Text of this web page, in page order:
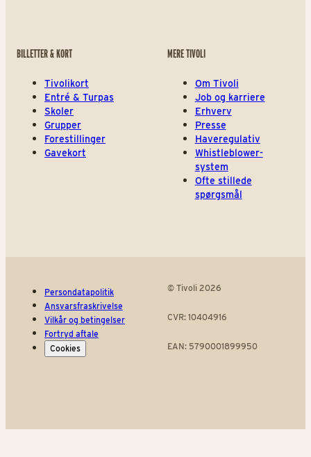
BILLETTER & KORT
Tivolikort
Entré & Turpas
Skoler
Grupper
Forestillinger
Gavekort
MERE TIVOLI
Om Tivoli
Job og karriere
Erhverv
Presse
Haveregulativ
Whistleblower-
system
Ofte stillede
spørgsmål
Persondatapolitik
Ansvarsfraskrivelse
Vilkår og betingelser
Fortryd aftale
Cookies
© Tivoli 2026
CVR: 10404916
EAN: 5790001899950